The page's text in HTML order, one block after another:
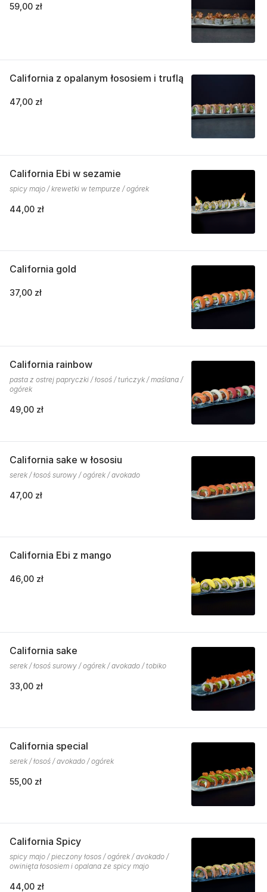
59,00 zł
California z opalanym łososiem i truflą
47,00 zł
California Ebi w sezamie
spicy majo / krewetki w tempurze / ogórek
44,00 zł
California gold
37,00 zł
California rainbow
pasta z ostrej papryczki / łosoś / tuńczyk / maślana /
ogórek
49,00 zł
California sake w łososiu
serek / łosoś surowy / ogórek / avokado
47,00 zł
California Ebi z mango
46,00 zł
California sake
serek / łosoś surowy / ogórek / avokado / tobiko
33,00 zł
California special
serek / łosoś / avokado / ogórek
55,00 zł
California Spicy
spicy majo / pieczony łosos / ogórek / avokado /
owinięta łososiem i opalana ze spicy majo
44,00 zł